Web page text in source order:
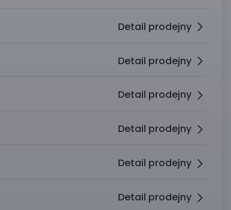
Detail prodejny
Detail prodejny
Detail prodejny
Detail prodejny
Detail prodejny
Detail prodejny